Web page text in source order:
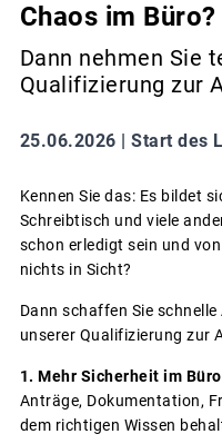
Chaos im Büro?
Dann nehmen Sie
Qualifizierung zur
25.06.2026 | Start des
Kennen Sie das: Es bildet
Schreibtisch und viele
schon erledigt sein und
nichts in Sicht?
Dann schaffen Sie
unserer Qualifizierung zur
1. Mehr Sicherheit im
Anträge, Dokumentation,
dem richtigen Wissen